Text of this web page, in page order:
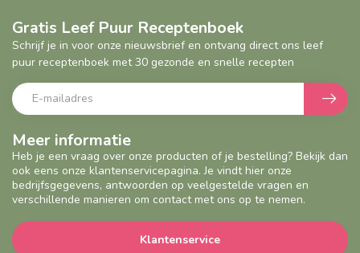
Meer informatie
Heb je een vraag over onze producten of je bestelling? Bekijk dan
ook eens onze klantenservicepagina. Je vindt hier onze
bedrijfsgegevens, antwoorden op veelgestelde vragen en
verschillende manieren om contact met ons op te nemen.
Klantenservice
Gratis Leef Puur Receptenboek
Schrijf je in voor onze nieuwsbrief en ontvang direct ons leef
puur receptenboek met 30 gezonde en snelle recepten